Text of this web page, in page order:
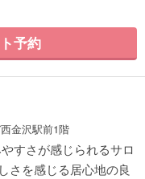
予約
金沢駅前1階
すさが感じられるサロ
さを感じる居心地の良